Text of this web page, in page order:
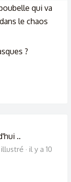
qui va
le chaos
?
..
il y a 10